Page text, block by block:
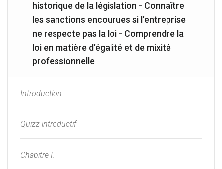
historique de la législation - Connaître
les sanctions encourues si l’entreprise
ne respecte pas la loi - Comprendre la
loi en matière d’égalité et de mixité
professionnelle
Introduction
Quizz introductif
Chapitre I.